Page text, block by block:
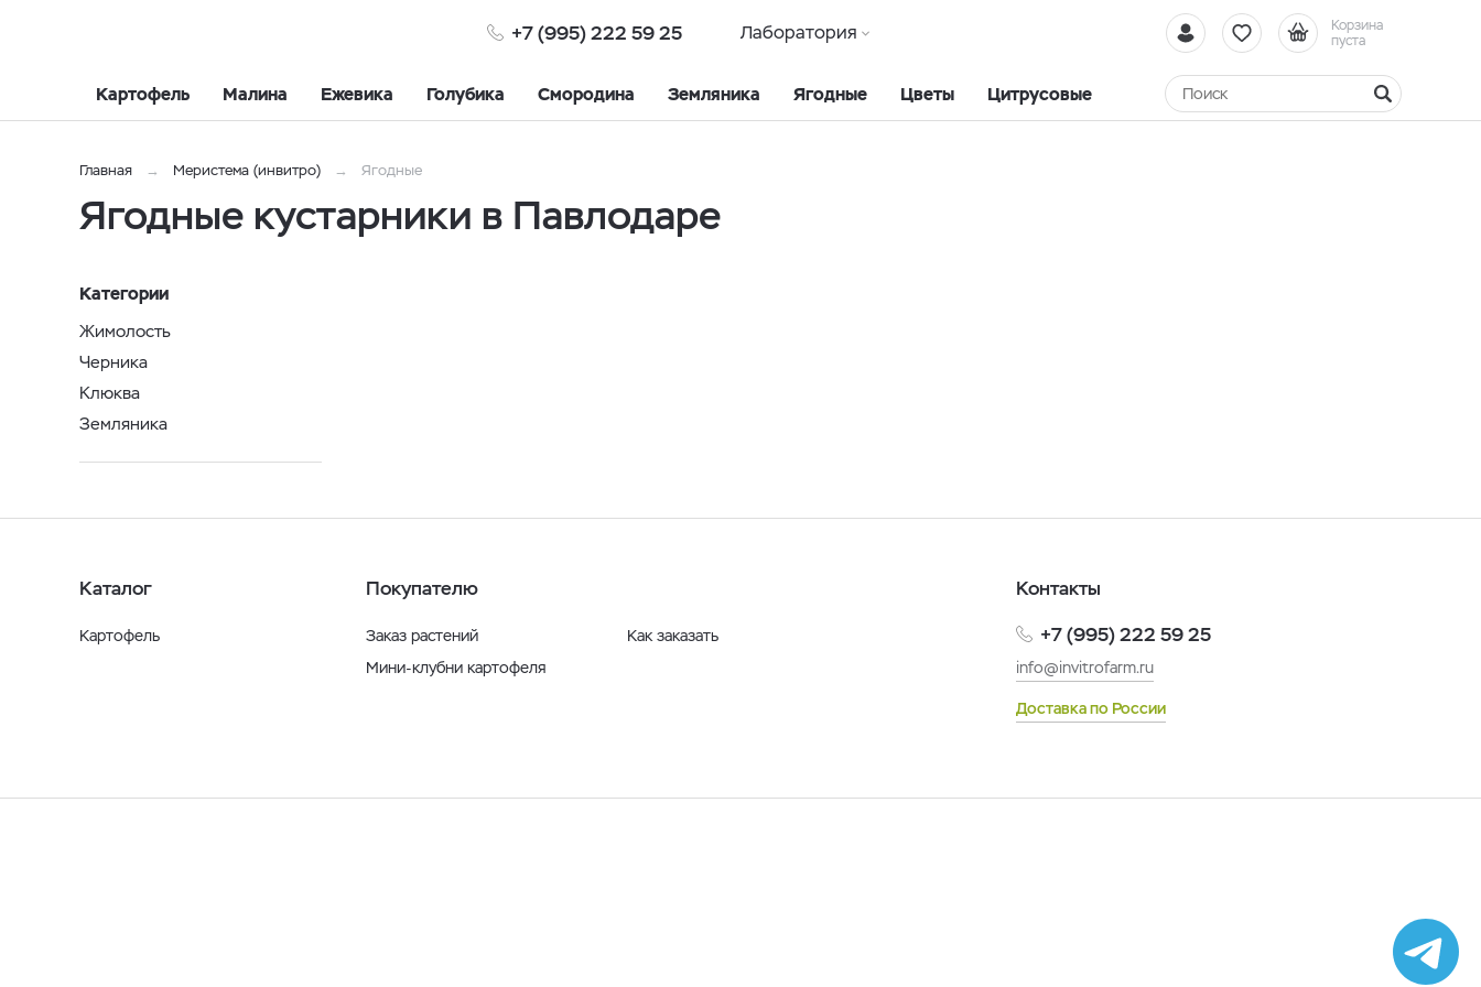
+7 (995) 222 59 25
Корзина
пуста
Лаборатория
Картофель Малина Ежевика Голубика Смородина Земляника Ягодные Цветы Цитрусовые
Главная Меристема (инвитро) Ягодные
Ягодные кустарники в Павлодаре
Категории
Жимолость
Черника
Клюква
Земляника
Каталог
Картофель
Покупателю
Заказ растений
Мини-клубни картофеля
Как заказать
Контакты
+7 (995) 222 59 25
info@invitrofarm.ru
Доставка по России